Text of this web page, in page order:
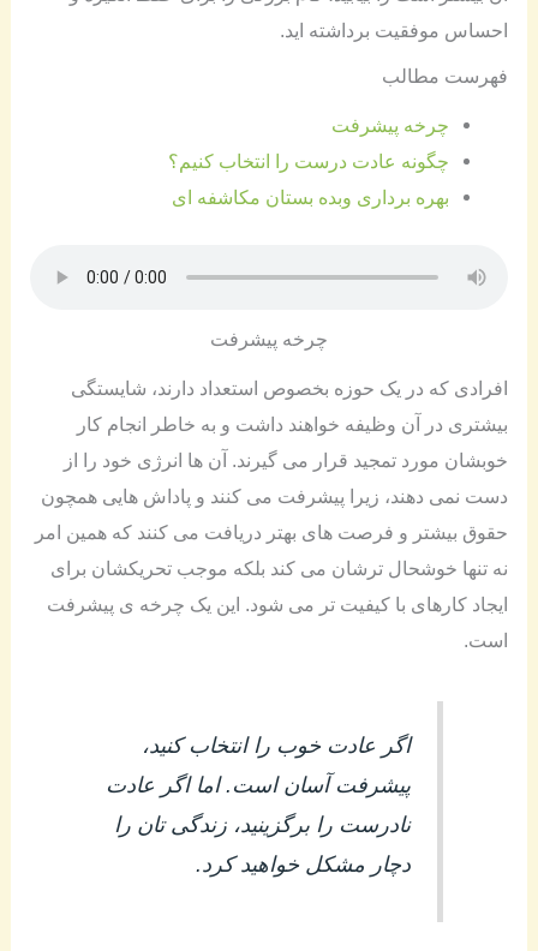
احساس موفقیت برداشته اید.
فهرست مطالب
چرخه پیشرفت
چگونه عادت درست را انتخاب کنیم؟
بهره برداری وبده بستان مکاشفه ای
چرخه پیشرفت
افرادی که در یک حوزه بخصوص استعداد دارند، شایستگی
بیشتری در آن وظیفه خواهند داشت و به خاطر انجام کار
خوبشان مورد تمجید قرار می گیرند. آن ها انرژی خود را از
دست نمی دهند، زیرا پیشرفت می کنند و پاداش هایی همچون
حقوق بیشتر و فرصت های بهتر دریافت می کنند که همین امر
نه تنها خوشحال ترشان می کند بلکه موجب تحریکشان برای
ایجاد کارهای با کیفیت تر می شود. این یک چرخه ی پیشرفت
است.
اگر عادت خوب را انتخاب کنید،
پیشرفت آسان است. اما اگر عادت
نادرست را برگزینید، زندگی تان را
دچار مشکل خواهید کرد.